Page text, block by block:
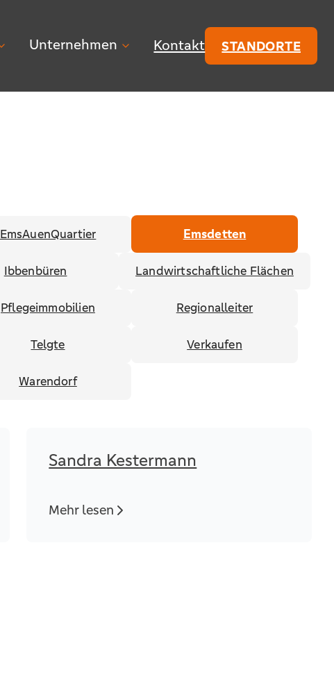
Unternehmen Kontakt STANDORTE
EmsAuenQuartier Emsdetten
Ibbenbüren Landwirtschaftliche Flächen
Pflegeimmobilien Regionalleiter
Telgte Verkaufen
Warendorf
Sandra Kestermann
Mehr lesen